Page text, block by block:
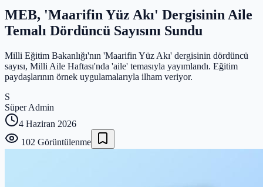
MEB, 'Maarifin Yüz Akı' Dergisinin Aile
Temalı Dördüncü Sayısını Sundu
Milli Eğitim Bakanlığı'nın 'Maarifin Yüz Akı' dergisinin dördüncü
sayısı, Milli Aile Haftası'nda 'aile' temasıyla yayımlandı. Eğitim
paydaşlarının örnek uygulamalarıyla ilham veriyor.
S
Süper Admin
4 Haziran 2026
102 Görüntülenme